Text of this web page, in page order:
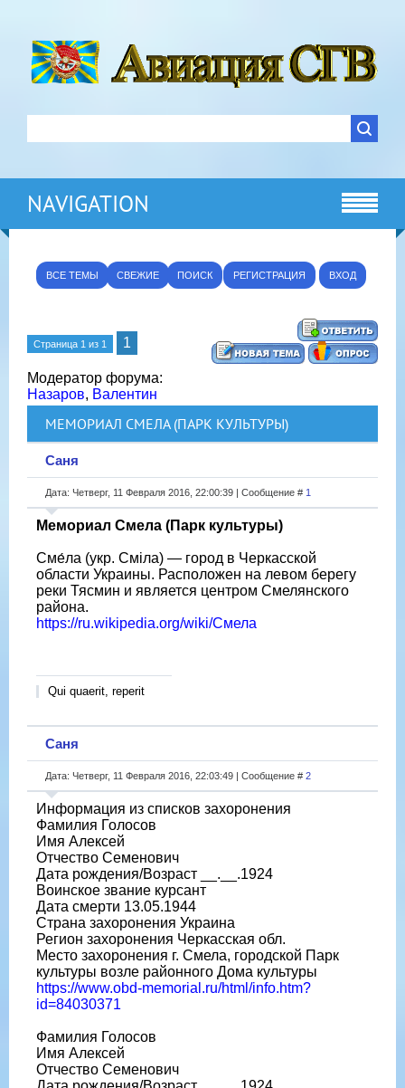
NAVIGATION
ВСЕ ТЕМЫ СВЕЖИЕ ПОИСК РЕГИСТРАЦИЯ ВХОД
Страница 1 из 1 1
Модератор форума:
Назаров, Валентин
МЕМОРИАЛ СМЕЛА (ПАРК КУЛЬТУРЫ)
Саня
Дата: Четверг, 11 Февраля 2016, 22:00:39 | Сообщение # 1
Мемориал Смела (Парк культуры)
Сме́ла (укр. Сміла) — город в Черкасской
области Украины. Расположен на левом берегу
реки Тясмин и является центром Смелянского
района.
https://ru.wikipedia.org/wiki/Смела
Qui quaerit, reperit
Саня
Дата: Четверг, 11 Февраля 2016, 22:03:49 | Сообщение # 2
Информация из списков захоронения
Фамилия Голосов
Имя Алексей
Отчество Семенович
Дата рождения/Возраст __.__.1924
Воинское звание курсант
Дата смерти 13.05.1944
Страна захоронения Украина
Регион захоронения Черкасская обл.
Место захоронения г. Смела, городской Парк
культуры возле районного Дома культуры
https://www.obd-memorial.ru/html/info.htm?
id=84030371
Фамилия Голосов
Имя Алексей
Отчество Семенович